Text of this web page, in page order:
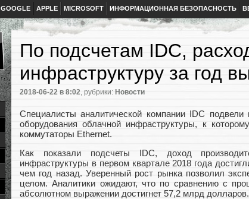
GOOGLE APPLE MICROSOFT ИНФОРМАЦИОННАЯ БЕЗОПАСНОСТЬ
По подсчетам IDC,
инфраструктуру за год
2018-06-22 в 8:02, рубрики: Новости
Специалисты аналитической компании IDC подвели
оборудования облачной инфраструктуры, к
коммутаторы Ethernet.
Как показали подсчеты IDC, доход
инфраструктуры в первом квартале 2018 года
чем год назад. Уверенный рост рынка позволил
целом. Аналитики ожидают, что по сравнению с
абсолютном выражении достигнет 57,2 млрд долларов.